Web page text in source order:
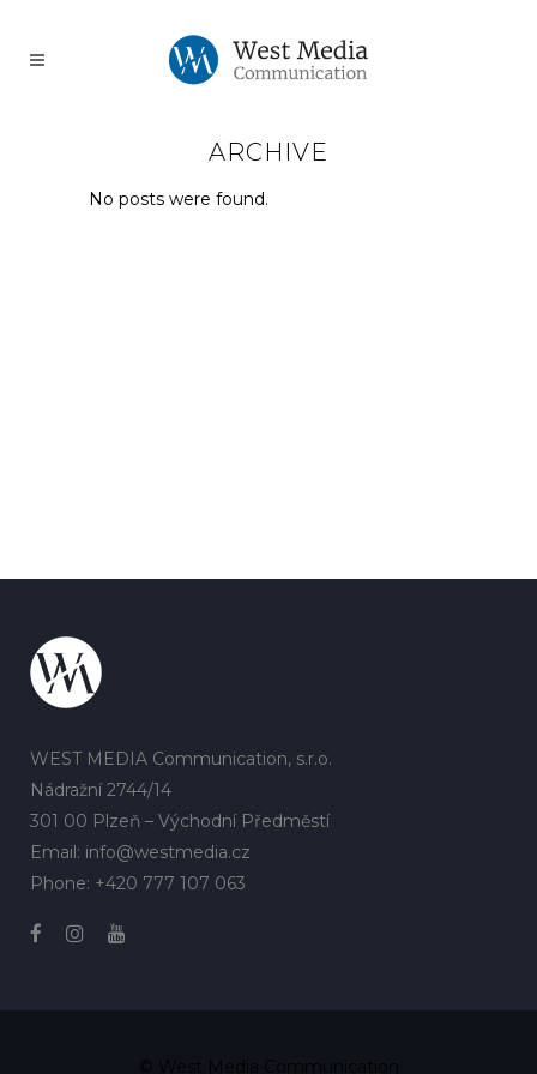
ARCHIVE
No posts were found.
WEST MEDIA Communication, s.r.o.
Nádražní 2744/14
301 00 Plzeň – Východní Předměstí
Email: info@westmedia.cz
Phone: +420 777 107 063
© West Media Communication